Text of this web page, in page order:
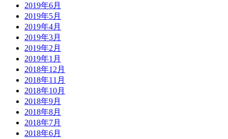
2019年6月
2019年5月
2019年4月
2019年3月
2019年2月
2019年1月
2018年12月
2018年11月
2018年10月
2018年9月
2018年8月
2018年7月
2018年6月